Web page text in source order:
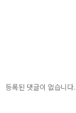
등록된 댓글이 없습니다.